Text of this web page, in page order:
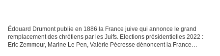
Édouard Drumont publie en 1886 la France juive qui annonce le grand
remplacement des chrétiens par les Juifs. Elections présidentielles 2022 :
Eric Zemmour, Marine Le Pen, Valérie Pécresse dénoncent la France